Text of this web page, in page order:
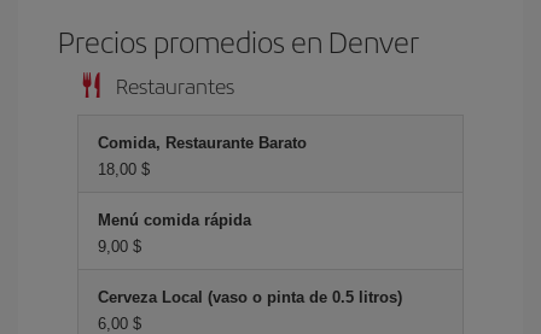
Precios promedios en Denver
Restaurantes
Comida, Restaurante Barato
18,00 $
Menú comida rápida
9,00 $
Cerveza Local (vaso o pinta de 0.5 litros)
6,00 $